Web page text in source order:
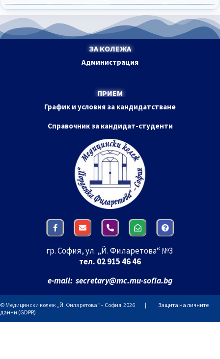
ЗА КОЛЕЖА
Администрация
ПРИЕМ
График и условия за кандидатстване
Справочник за кандидат-студенти
гр. София, ул. „Й. Филаретова“ №3
тел. 02 915 46 46
e-mail: secretary@mc.mu-sofia.bg
© Медицински колеж „Й. Филаретова“ – София 2026 |
Защита на личните
данни (GDPR)